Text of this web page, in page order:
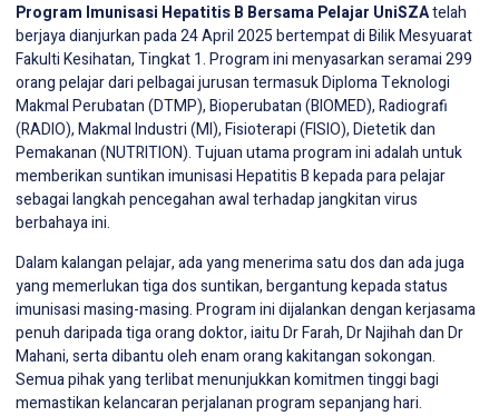
Program Imunisasi Hepatitis B Bersama Pelajar UniSZAtelah
berjaya dianjurkan pada 24 April 2025 bertempat di Bilik Mesyuarat
Fakulti Kesihatan, Tingkat 1. Program ini menyasarkan seramai 299
orang pelajar dari pelbagai jurusan termasuk Diploma Teknologi
Makmal Perubatan (DTMP), Bioperubatan (BIOMED), Radiografi
(RADIO), Makmal Industri (MI), Fisioterapi (FISIO), Dietetik dan
Pemakanan (NUTRITION). Tujuan utama program ini adalah untuk
memberikan suntikan imunisasi Hepatitis B kepada para pelajar
sebagai langkah pencegahan awal terhadap jangkitan virus
berbahaya ini.
Dalam kalangan pelajar, ada yang menerima satu dos dan ada juga
yang memerlukan tiga dos suntikan, bergantung kepada status
imunisasi masing-masing. Program ini dijalankan dengan kerjasama
penuh daripada tiga orang doktor, iaitu Dr Farah, Dr Najihah dan Dr
Mahani, serta dibantu oleh enam orang kakitangan sokongan.
Semua pihak yang terlibat menunjukkan komitmen tinggi bagi
memastikan kelancaran perjalanan program sepanjang hari.